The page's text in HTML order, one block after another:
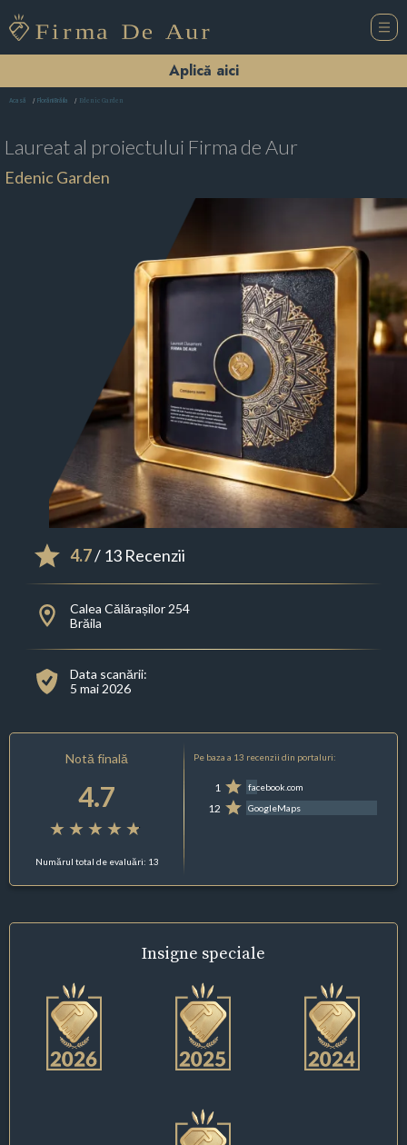
Aplică aici
Acasă Florării Brăila Edenic Garden
Laureat al proiectului Firma de Aur
Edenic Garden
4.7/ 13 Recenzii
Calea Călărașilor 254
Brăila
Data scanării:
5 mai 2026
Notă finală
4.7
Numărul total de evaluări: 13
Pe baza a 13 recenzii din portaluri:
1 facebook.com
12 GoogleMaps
Insigne speciale